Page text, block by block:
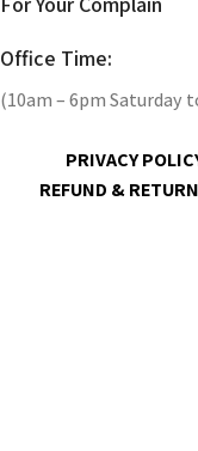
Office Time:
(10am – 6pm Saturday
PRIVACY
REFUND &